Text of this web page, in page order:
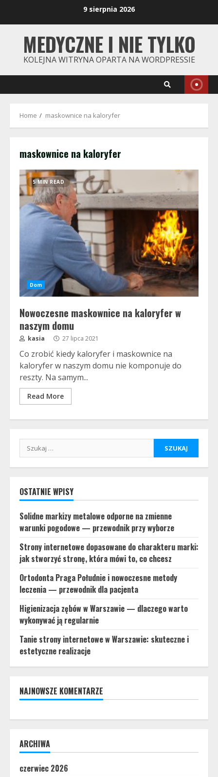
9 sierpnia 2026
MEDYCZNE I NIE TYLKO
KOLEJNA WITRYNA OPARTA NA WORDPRESSIE
Home maskownice na kaloryfer
maskownice na kaloryfer
5 MIN READ
Dom
Nowoczesne maskownice na kaloryfer w
naszym domu
kasia 27 lipca 2021
Co zrobić kiedy kaloryfer i maskownice na
kaloryfer w naszym domu nie komponuje do
reszty. Na samym...
Read More
Szukaj:
OSTATNIE WPISY
Solidne markizy metalowe odporne na zmienne
warunki pogodowe — przewodnik przy wyborze
Strony internetowe dopasowane do charakteru marki:
jak stworzyć stronę, która mówi to, co chcesz
Ortodonta Praga Południe i nowoczesne metody
leczenia — przewodnik dla pacjenta
Higienizacja zębów w Warszawie — dlaczego warto
wykonywać ją regularnie
Tanie strony internetowe w Warszawie: skuteczne i
estetyczne realizacje
NAJNOWSZE KOMENTARZE
ARCHIWA
czerwiec 2026